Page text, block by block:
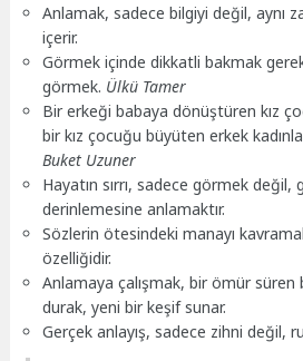
Anlamak, sadece bilgiyi değil, aynı
içerir.
Görmek içinde dikkatli bakmak
görmek. Ülkü Tamer
Bir erkeği babaya dönüştüren kız
bir kız çocuğu büyüten erkek
Buket Uzuner
Hayatın sırrı, sadece görmek değil,
derinlemesine anlamaktır.
Sözlerin ötesindeki manayı
özelliğidir.
Anlamaya çalışmak, bir ömür
durak, yeni bir keşif sunar.
Gerçek anlayış, sadece zihni değil,